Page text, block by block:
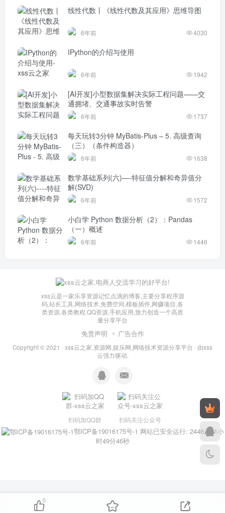
线性代数丨《线性代数及其应用》思维导图
6年前 4030
IPython的介绍与使用
6年前 1942
[AI开发]小型数据集解决实际工程问题——交
通拥堵、交通事故实时告警
6年前 1737
每天玩转3分钟 MyBatis-Plus – 5. 高级查询
（三）（条件构造器）
6年前 1638
数学基础系列(六)—-特征值分解和奇异值分
解(SVD)
6年前 1572
小白学 Python 数据分析（2）：Pandas
（一）概述
6年前 1446
xss云是一家乐享资源记忆点滴的博客,主要分享程序源
码,站长工具,网络技术,免费空间,模板插件,网赚项目,各
类资源,各类教程,QQ资源,手机应用,致力创造一个高质
量分享平台
免责声明 广告合作
Copyright © 2021 · xss云之家,资源网,娱乐网,网络技术资源分享平台 · 由xss
云强力驱动.
扫码加QQ群 扫码关注公众号
鄂ICP备19016175号-1 网站已安全运行: 2446天11小
时49分47秒
0